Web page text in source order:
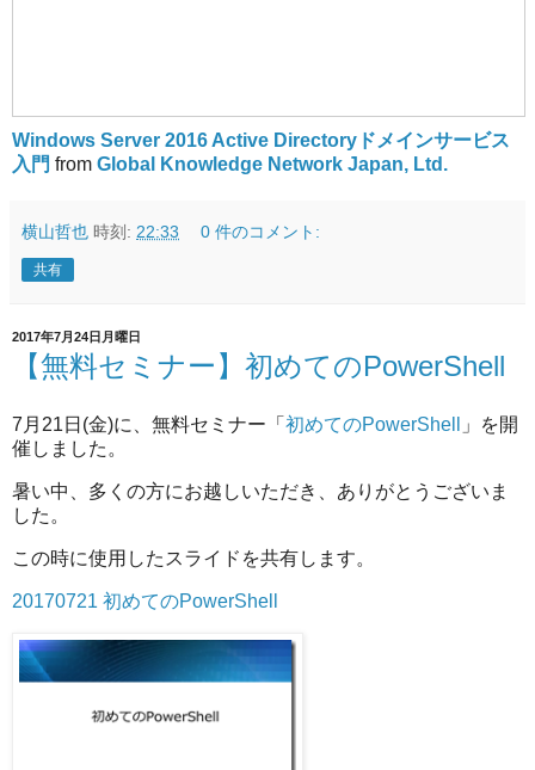
Windows Server 2016 Active Directoryドメインサービス
入門 from Global Knowledge Network Japan, Ltd.
横山哲也 時刻: 22:33 0 件のコメント:
共有
2017年7月24日月曜日
【無料セミナー】初めてのPowerShell
7月21日(金)に、無料セミナー「 初めてのPowerShell
」を開
催しました。
暑い中、多くの方にお越しいただき、ありがとうございま
した。
この時に使用したスライドを共有します。
20170721 初めてのPowerShell